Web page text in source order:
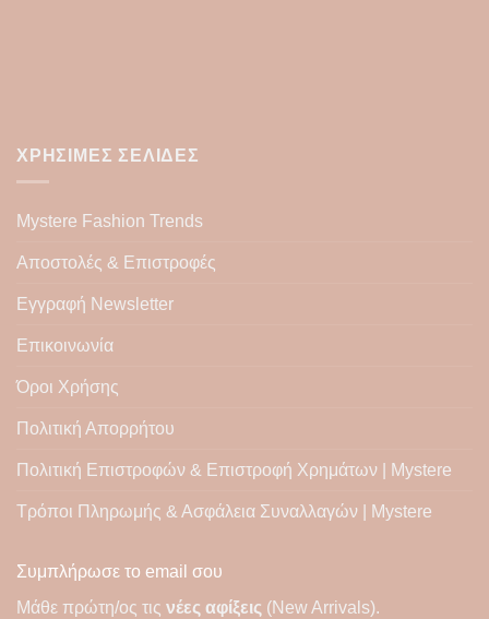
ΧΡΉΣΙΜΕΣ ΣΕΛΊΔΕΣ
Mystere Fashion Trends
Αποστολές & Επιστροφές
Εγγραφή Newsletter
Επικοινωνία
Όροι Χρήσης
Πολιτική Απορρήτου
Πολιτική Επιστροφών & Επιστροφή Χρημάτων | Mystere
Τρόποι Πληρωμής & Ασφάλεια Συναλλαγών | Mystere
Συμπλήρωσε το email σου
Μάθε πρώτη/ος τις νέες αφίξεις (New Arrivals).